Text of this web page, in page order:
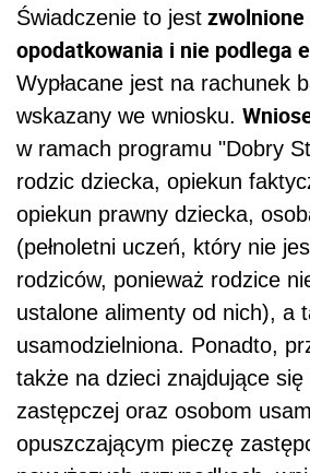
Świadczenie to jest zwolnione
opodatkowania i nie podlega
Wypłacane jest na rachunek
wskazany we wniosku.
w ramach programu "Dobry
rodzic dziecka, opiekun
opiekun prawny dziecka,
(pełnoletni uczeń, który nie
rodziców, ponieważ rodzice
ustalone alimenty od nich), a
usamodzielniona. Ponadto,
także na dzieci znajdujące się
zastępczej oraz osobom
opuszczającym pieczę